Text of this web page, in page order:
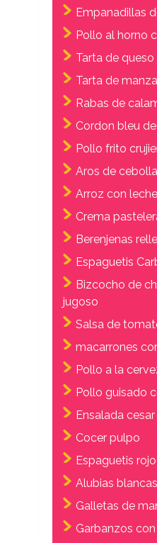
Empanadillas
Pollo al horno
Tarta de queso
Tarta de
Rabas de
Cordon bleu
Pollo frito
Aros de
Arroz con leche
Crema
Berenjenas
Espaguetis
Bizcocho de
jugoso
Salsa de
macarrones
Pollo a la
Pollo guisado
Ensalada cesar
Cocer pulpo
Espaguetis
Alubias
Galletas de
Garbanzos